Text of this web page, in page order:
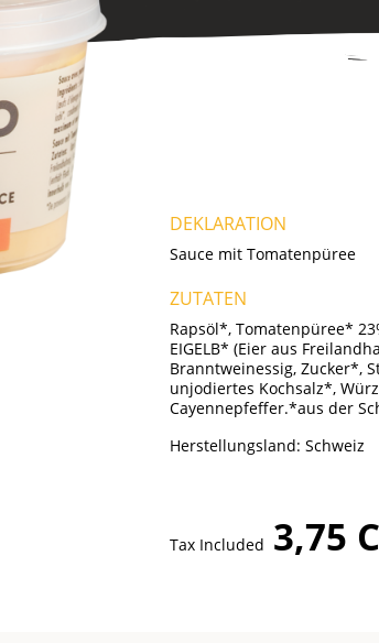
DEKLARATION
Sauce mit Tomatenpüree
ZUTATEN
Rapsöl*, Tomatenpüree*
EIGELB* (Eier aus
Branntweinessig, Zucker*,
unjodiertes Kochsalz*,
Cayennepfeffer.*aus der
Herstellungsland: Schweiz
Tax Included 3,75